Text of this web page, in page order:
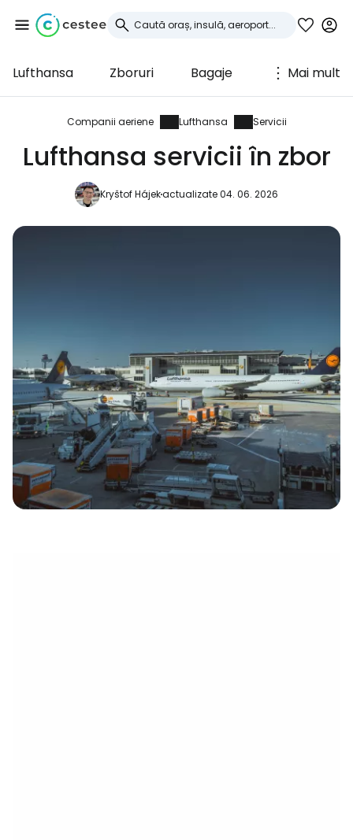
Lufthansa Zboruri Bagaje Mai mult
Companii aeriene Lufthansa Servicii
Lufthansa servicii în zbor
Kryštof Hájekactualizate 04. 06. 2026
Conectați-vă la
Cestee
... comunitatea mondială a călătorilor